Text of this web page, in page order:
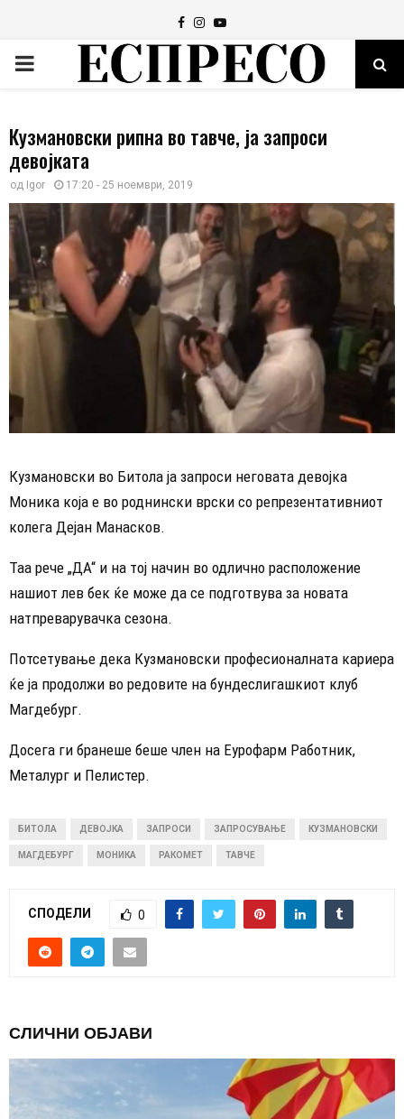
Facebook
Instagram
Youtube
PRIMARY
Кузмановски рипна во тавче, ја запроси
девојката
од Igor 17:20 - 25 ноември, 2019
Кузмановски во Битола ја запроси неговата девојка
Моника која е во роднински врски со репрезентативниот
колега Дејан Манасков.
Таа рече „ДА“ и на тој начин во одлично расположение
нашиот лев бек ќе може да се подготвува за новата
натпреварувачка сезона.
Потсетување дека Кузмановски професионалната кариера
ќе ја продолжи во редовите на бундеслигашкиот клуб
Магдебург.
Досега ги бранеше беше член на Еурофарм Работник,
Металург и Пелистер.
БИТОЛА ДЕВОЈКА ЗАПРОСИ ЗАПРОСУВАЊЕ КУЗМАНОВСКИ
МАГДЕБУРГ МОНИКА РАКОМЕТ ТАВЧЕ
СПОДЕЛИ 0
СЛИЧНИ ОБЈАВИ